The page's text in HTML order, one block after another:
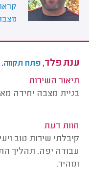
ענת פלד, פתח תקווה.
תיאור השירות
בניית מצבה יחידה
חוות דעת
קיבלתי שירות טוב
עבודה יפה. תהליך
ומהיר.